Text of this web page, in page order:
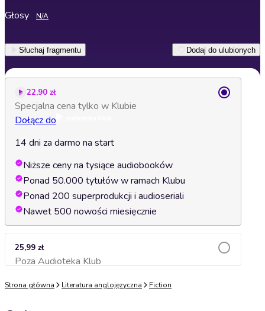
Głosy N/A
Słuchaj fragmentu Dodaj do ulubionych
22,90 zł
Specjalna cena tylko w Klubie
Dołącz do
14 dni za darmo na start
Niższe ceny na tysiące audiobooków
Ponad 50.000 tytułów w ramach Klubu
Ponad 200 superprodukcji i audioseriali
Nawet 500 nowości miesięcznie
25,99 zł
Poza Audioteka KlubDodaj do koszyka
Strona główna Literatura anglojęzyczna Fiction